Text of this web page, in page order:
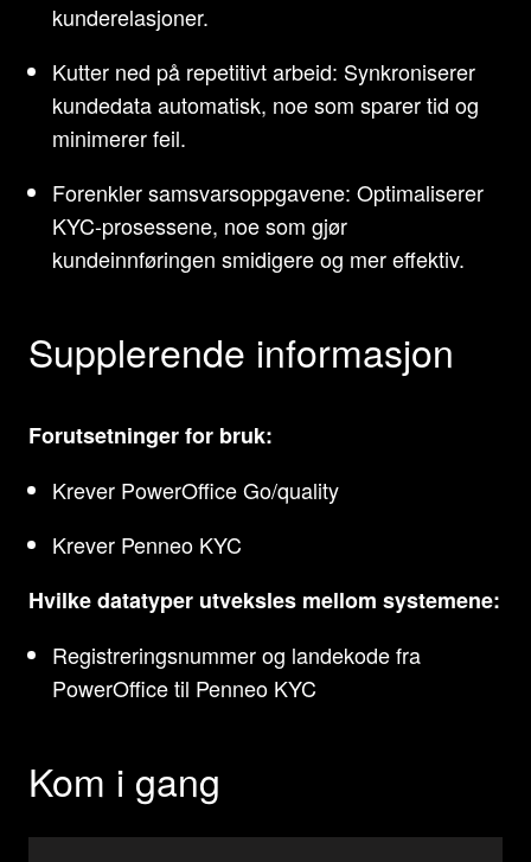
kunderelasjoner.
Kutter ned på repetitivt arbeid: Synkroniserer
kundedata automatisk, noe som sparer tid og
minimerer feil.
Forenkler samsvarsoppgavene: Optimaliserer
KYC-prosessene, noe som gjør
kundeinnføringen smidigere og mer effektiv.
Supplerende informasjon
Forutsetninger for bruk:
Krever PowerOffice Go/quality
Krever Penneo KYC
Hvilke datatyper utveksles mellom systemene:
Registreringsnummer og landekode fra
PowerOffice til Penneo KYC
Kom i gang